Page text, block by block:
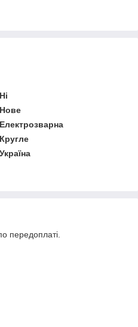
Ні
Нове
Електрозварна
Кругле
Україна
передоплаті.